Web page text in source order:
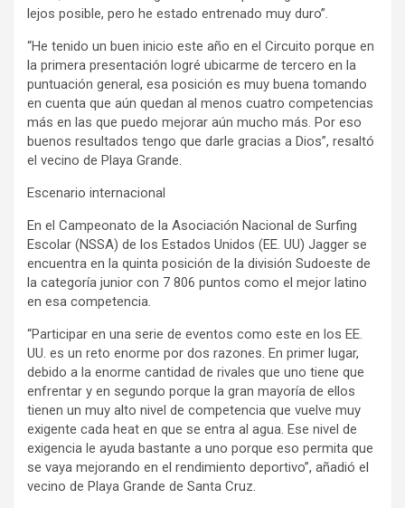
lejos posible, pero he estado entrenado muy duro”.
“He tenido un buen inicio este año en el Circuito porque en
la primera presentación logré ubicarme de tercero en la
puntuación general, esa posición es muy buena tomando
en cuenta que aún quedan al menos cuatro competencias
más en las que puedo mejorar aún mucho más. Por eso
buenos resultados tengo que darle gracias a Dios”, resaltó
el vecino de Playa Grande.
Escenario internacional
En el Campeonato de la Asociación Nacional de Surfing
Escolar (NSSA) de los Estados Unidos (EE. UU) Jagger se
encuentra en la quinta posición de la división Sudoeste de
la categoría junior con 7 806 puntos como el mejor latino
en esa competencia.
“Participar en una serie de eventos como este en los EE.
UU. es un reto enorme por dos razones. En primer lugar,
debido a la enorme cantidad de rivales que uno tiene que
enfrentar y en segundo porque la gran mayoría de ellos
tienen un muy alto nivel de competencia que vuelve muy
exigente cada heat en que se entra al agua. Ese nivel de
exigencia le ayuda bastante a uno porque eso permita que
se vaya mejorando en el rendimiento deportivo”, añadió el
vecino de Playa Grande de Santa Cruz.